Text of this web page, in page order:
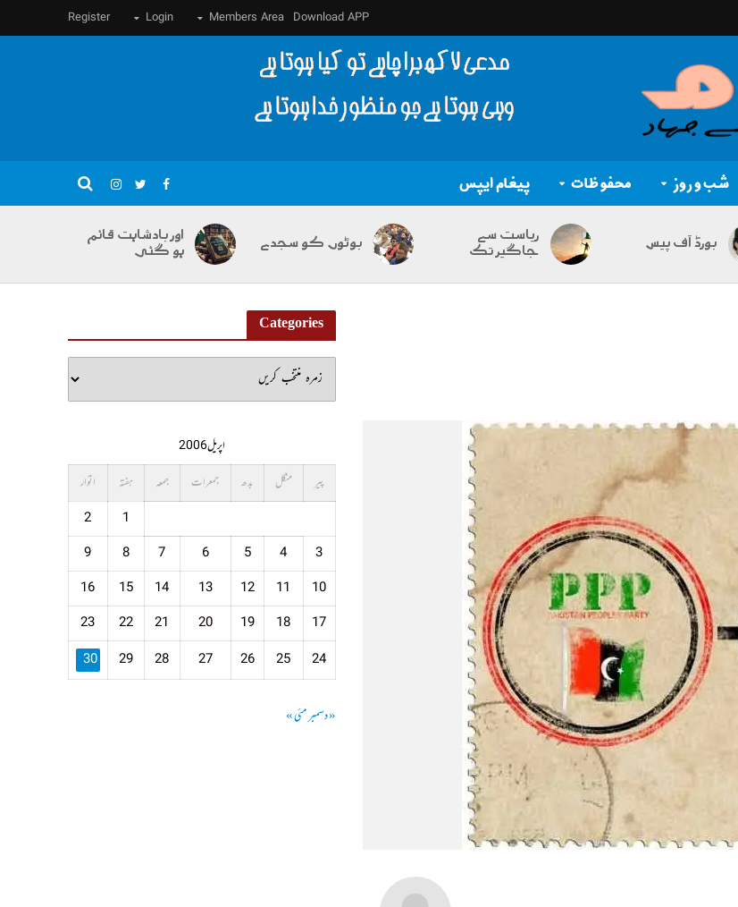
Download APP
Members Area
Login
Register
شب و روز محفوظات پیغام ایپس
بورڈ آف پیس
ریاست سے
جاگیر تک
بوٹوں کو سجدے
اور بادشاہت قائم
ہو گئی
Categories
اپریل 2006
پیر
منگل بدھ جمعرات جمعہ ہفتہ اتوار
1
2
3
4
5
6
7
8
9
10
11
12
13
14
15
16
17
18
19
20
21
22
23
24
25
26
27
28
29
30
« دسمبرمئی »